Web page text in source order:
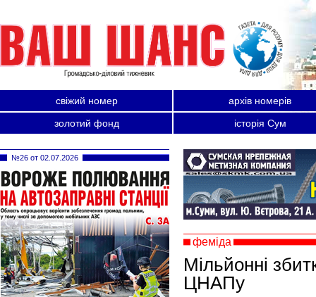
свіжий номер
архів номерів
золотий фонд
історія Сум
феміда
Мільйонні
ЦНАПу
№26 от 02.07.2026